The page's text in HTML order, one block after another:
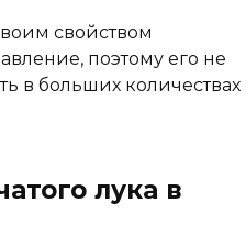
свойством
поэтому его не
в больших количествах
лука в